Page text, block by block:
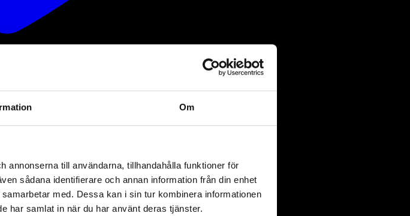
Om
annonserna till användarna, tillhandahålla funktioner för
sådana identifierare och annan information från din enhet
med. Dessa kan i sin tur kombinera informationen
har samlat in när du har använt deras tjänster.